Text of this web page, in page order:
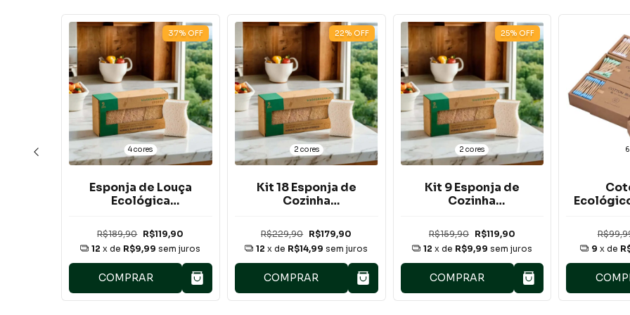
37% OFF
4 cores
Esponja de Louça
Ecológica
Premium
R$189,90 R$119,90
12 x de R$9,99 sem juros
COMPRAR
22% OFF
2 cores
Kit 18 Esponja de
Cozinha
Premium
R$229,90 R$179,90
12 x de R$14,99 sem juros
COMPRAR
25% OFF
2 cores
Kit 9 Esponja de
Cozinha
Premium
R$159,90
R$119,90
12 x de R$9,99 sem juros
COMPRAR
9 x de